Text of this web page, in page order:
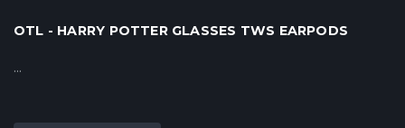
OTL - HARRY POTTER GLASSES TWS EARPODS
...